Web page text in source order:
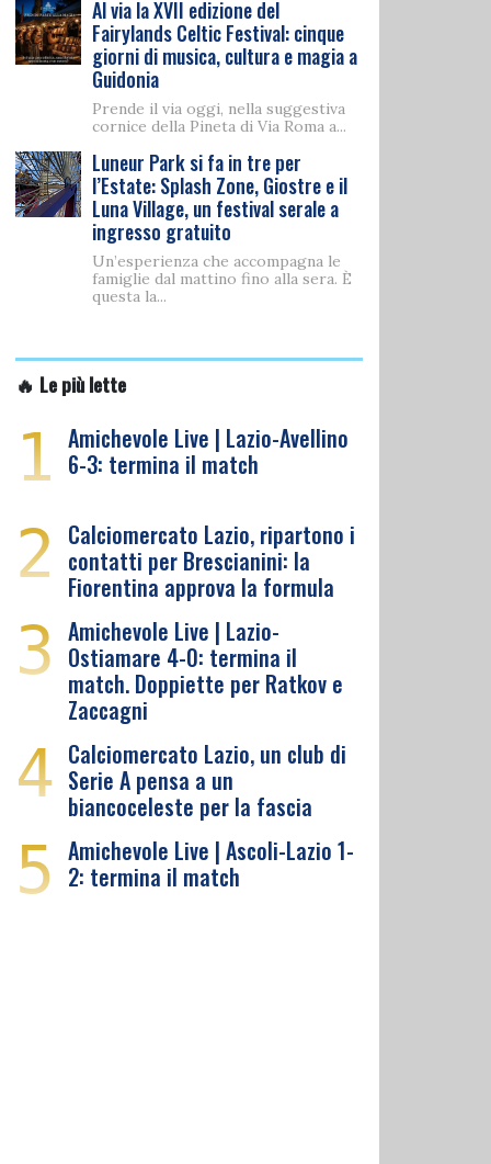
Al via la XVII edizione del
Fairylands Celtic Festival: cinque
giorni di musica, cultura e magia a
Guidonia
Prende il via oggi, nella suggestiva
cornice della Pineta di Via Roma a...
Luneur Park si fa in tre per
l’Estate: Splash Zone, Giostre e il
Luna Village, un festival serale a
ingresso gratuito
Un’esperienza che accompagna le
famiglie dal mattino fino alla sera. È
questa la...
🔥 Le più lette
1 Amichevole Live | Lazio-Avellino
6-3: termina il match
2 Calciomercato Lazio, ripartono i
contatti per Brescianini: la
Fiorentina approva la formula
3 Amichevole Live | Lazio-
Ostiamare 4-0: termina il
match. Doppiette per Ratkov e
Zaccagni
4 Calciomercato Lazio, un club di
Serie A pensa a un
biancoceleste per la fascia
5 Amichevole Live | Ascoli-Lazio 1-
2: termina il match